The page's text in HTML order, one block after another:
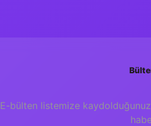
E-bülten listemize